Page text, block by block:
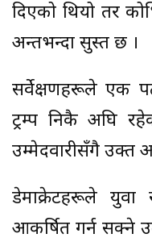
दिएको थियो तर
अन्तभन्दा सुस्त छ ।
सर्वेक्षणहरूले एक
ट्रम्प निकै अघि
उम्मेदवारीसँगै उक्त
डेमाक्रेटहरूले युवा
आकर्षित गर्न सक्ने